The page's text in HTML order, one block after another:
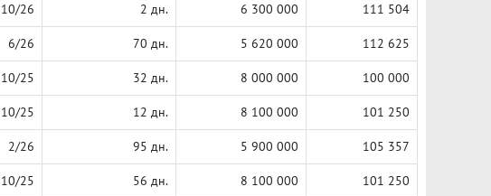
10/26 2 дн. 6 300 000 111 504
6/26 70 дн. 5 620 000 112 625
10/25 32 дн. 8 000 000 100 000
10/25 12 дн. 8 100 000 101 250
2/26 95 дн. 5 900 000 105 357
10/25 56 дн. 8 100 000 101 250